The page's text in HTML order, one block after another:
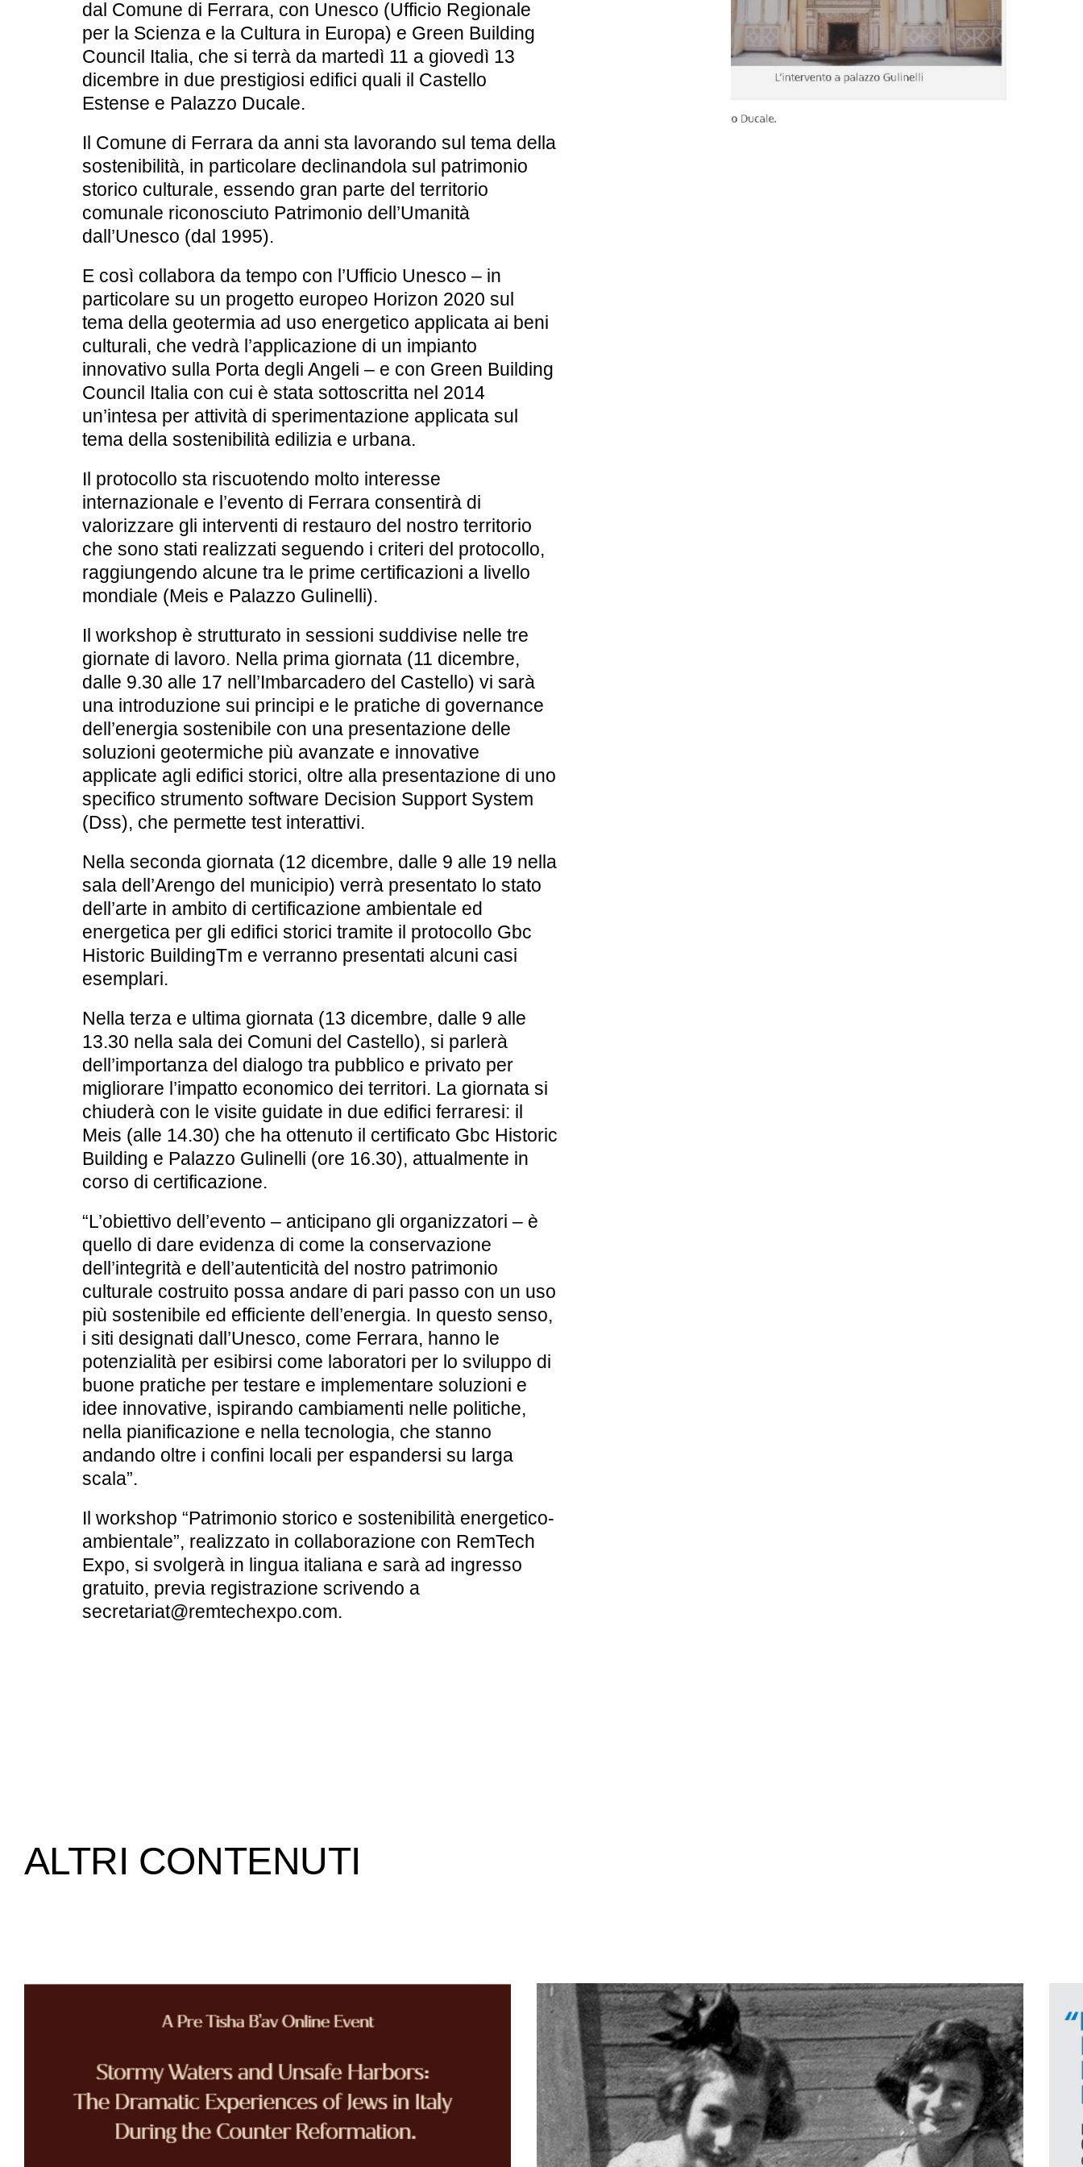
dal Comune di Ferrara, con Unesco (Ufficio Regionale
per la Scienza e la Cultura in Europa) e Green Building
Council Italia, che si terrà da martedì 11 a giovedì 13
dicembre in due prestigiosi edifici quali il Castello
Estense e Palazzo Ducale.
Il Comune di Ferrara da anni sta lavorando sul tema della
sostenibilità, in particolare declinandola sul patrimonio
storico culturale, essendo gran parte del territorio
comunale riconosciuto Patrimonio dell’Umanità
dall’Unesco (dal 1995).
E così collabora da tempo con l’Ufficio Unesco – in
particolare su un progetto europeo Horizon 2020 sul
tema della geotermia ad uso energetico applicata ai beni
culturali, che vedrà l’applicazione di un impianto
innovativo sulla Porta degli Angeli – e con Green Building
Council Italiacon cui è stata sottoscritta nel 2014
un’intesa per attività di sperimentazione applicata sul
tema della sostenibilità edilizia e urbana.
Il protocollo sta riscuotendo molto interesse
internazionale e l’evento di Ferrara consentirà di
valorizzare gli interventi di restauro del nostro territorio
che sono stati realizzati seguendo i criteri del protocollo,
raggiungendo alcune tra le prime certificazioni a livello
mondiale (Meis e Palazzo Gulinelli).
Il workshop è strutturato in sessioni suddivise nelle tre
giornate di lavoro. Nella prima giornata (11 dicembre,
dalle 9.30 alle 17 nell’Imbarcadero del Castello) vi sarà
una introduzione sui principi e le pratiche di governance
dell’energia sostenibile con una presentazione delle
soluzioni geotermiche più avanzate e innovative
applicate agli edifici storici, oltre alla presentazione di uno
specifico strumento software Decision Support System
(Dss), che permette test interattivi.
Nella seconda giornata (12 dicembre, dalle 9 alle 19 nella
sala dell’Arengo del municipio) verrà presentato lo stato
dell’arte in ambito di certificazione ambientale ed
energetica per gli edifici storici tramite il protocollo Gbc
Historic BuildingTm e verranno presentati alcuni casi
esemplari.
Nella terza e ultima giornata (13 dicembre, dalle 9 alle
13.30 nella sala dei Comuni del Castello), si parlerà
dell’importanza del dialogo tra pubblico e privato per
migliorare l’impatto economico dei territori. La giornata si
chiuderà con le visite guidate in due edifici ferraresi: il
Meis (alle 14.30) che ha ottenuto il certificato Gbc Historic
Building e Palazzo Gulinelli (ore 16.30), attualmente in
corso di certificazione.
“L’obiettivo dell’evento – anticipano gli organizzatori – è
quello di dare evidenza di come la conservazione
dell’integrità e dell’autenticità del nostro patrimonio
culturale costruito possa andare di pari passo con un uso
più sostenibile ed efficiente dell’energia. In questo senso,
i siti designati dall’Unesco, come Ferrara, hanno le
potenzialità per esibirsi come laboratori per lo sviluppo di
buone pratiche per testare e implementare soluzioni e
idee innovative, ispirando cambiamenti nelle politiche,
nella pianificazione e nella tecnologia, che stanno
andando oltre i confini locali per espandersi su larga
scala”.
Il workshop “Patrimonio storico e sostenibilità energetico-
ambientale”, realizzato in collaborazione con RemTech
Expo, si svolgerà in lingua italiana e sarà ad ingresso
gratuito, previa registrazione scrivendo a
secretariat@remtechexpo.com.
ALTRI CONTENUTI